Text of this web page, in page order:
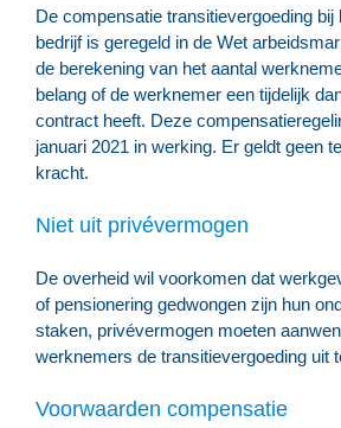
De compensatie transitievergoeding bij
bedrijf is geregeld in de Wet
de berekening van het aantal
belang of de werknemer een tijdelijk
contract heeft. Deze
januari 2021 in werking. Er geldt geen
kracht.
Niet uit privévermogen
De overheid wil voorkomen dat
of pensionering gedwongen zijn hun
staken, privévermogen moeten
werknemers de transitievergoeding uit
Voorwaarden compensatie